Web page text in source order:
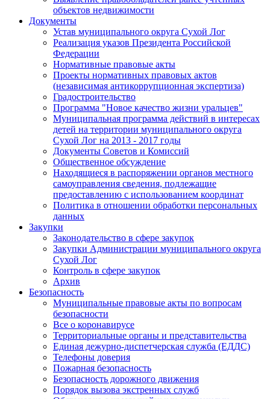
объектов недвижимости
Документы
Устав муниципального округа Сухой Лог
Реализация указов Президента Российской
Федерации
Нормативные правовые акты
Проекты нормативных правовых актов
(независимая антикоррупционная экспертиза)
Градостроительство
Программа "Новое качество жизни уральцев"
Муниципальная программа действий в интересах
детей на территории муниципального округа
Сухой Лог на 2013 - 2017 годы
Документы Советов и Комиссий
Общественное обсуждение
Находящиеся в распоряжении органов местного
самоуправления сведения, подлежащие
предоставлению с использованием координат
Политика в отношении обработки персональных
данных
Закупки
Законодательство в сфере закупок
Закупки Администрации муниципального округа
Сухой Лог
Контроль в сфере закупок
Архив
Безопасность
Муниципальные правовые акты по вопросам
безопасности
Все о коронавирусе
Территориальные органы и представительства
Единая дежурно-диспетчерская служба (ЕДДС)
Телефоны доверия
Пожарная безопасность
Безопасность дорожного движения
Порядок вызова экстренных служб